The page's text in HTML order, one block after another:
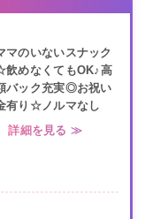
マのいないスナック
飲めなくてもOK♪高
バック充実◎お祝い
有り☆ノルマなし
詳細を見る ≫